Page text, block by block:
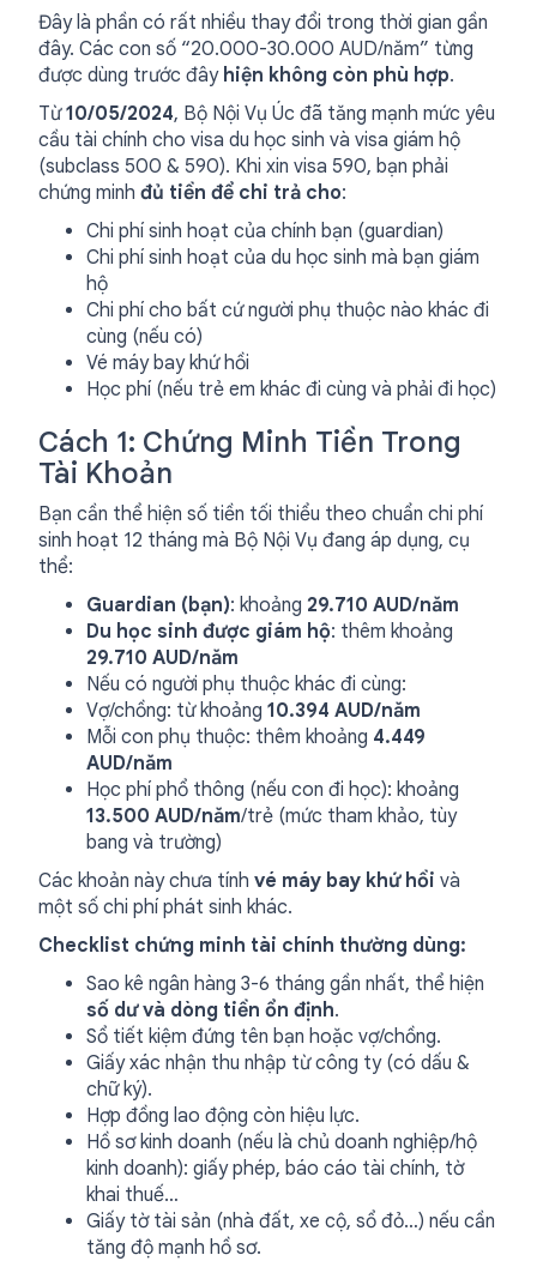
Đây là phần có rất nhiều thay đổi trong thời gian gần
đây. Các con số “20.000-30.000 AUD/năm” từng
được dùng trước đây hiện không còn phù hợp.
Từ10/05/2024, Bộ Nội Vụ Úc đã tăng mạnh mức yêu
cầu tài chính cho visa du học sinh và visa giám hộ
(subclass 500 & 590). Khi xin visa 590, bạn phải
chứng minh đủ tiền để chi trả cho:
Chi phí sinh hoạt của chính bạn (guardian)
Chi phí sinh hoạt của du học sinh mà bạn giám
hộ
Chi phí cho bất cứ người phụ thuộc nào khác đi
cùng (nếu có)
Vé máy bay khứ hồi
Học phí (nếu trẻ em khác đi cùng và phải đi học)
Cách 1: Chứng Minh Tiền Trong
Tài Khoản
Bạn cần thể hiện số tiền tối thiểu theo chuẩn chi phí
sinh hoạt 12 tháng mà Bộ Nội Vụ đang áp dụng, cụ
thể:
Guardian (bạn): khoảng 29.710 AUD/năm
Du học sinh được giám hộ: thêm khoảng
29.710 AUD/năm
Nếu có người phụ thuộc khác đi cùng:
Vợ/chồng: từ khoảng 10.394 AUD/năm
Mỗi con phụ thuộc: thêm khoảng 4.449
AUD/năm
Học phí phổ thông (nếu con đi học): khoảng
13.500 AUD/năm/trẻ (mức tham khảo, tùy
bang và trường)
Các khoản này chưa tính vé máy bay khứ hồi và
một số chi phí phát sinh khác.
Checklist chứng minh tài chính thường dùng:
Sao kê ngân hàng 3-6 tháng gần nhất, thể hiện
số dư và dòng tiền ổn định.
Sổ tiết kiệm đứng tên bạn hoặc vợ/chồng.
Giấy xác nhận thu nhập từ công ty (có dấu &
chữ ký).
Hợp đồng lao động còn hiệu lực.
Hồ sơ kinh doanh (nếu là chủ doanh nghiệp/hộ
kinh doanh): giấy phép, báo cáo tài chính, tờ
khai thuế…
Giấy tờ tài sản (nhà đất, xe cộ, sổ đỏ…) nếu cần
tăng độ mạnh hồ sơ.